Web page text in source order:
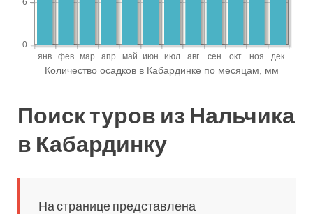
Поиск туров из Нальчика
в Кабардинку
На странице представлена